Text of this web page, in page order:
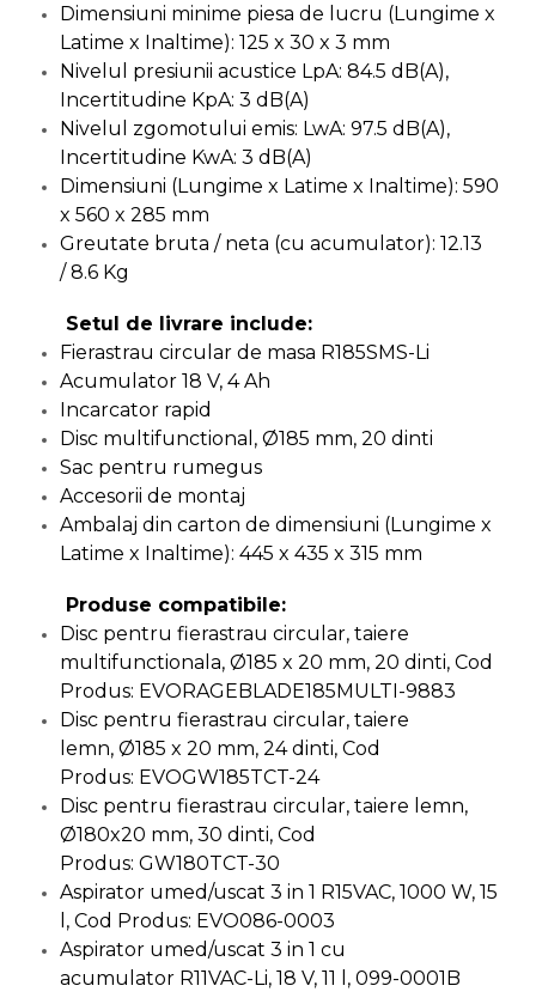
Multidetector
Pistol Spuma Poliuretanica
Silicon)
Termometru Infrarosu
Menghina de banc –
tamplarie si alte domenii
Suruburi si dibluri
Carlige de Ridicare
Manipulat Sticla
Scule Electrice & Unelte
Ciocane Rotopercutoare &
Demolatoare cu SDS-MAX / SDS-
Plus
Suporti & Discuri
Utilaje Spalat Auto
Masini de Frezat Verticale
Caneluri
Masina de tuns oi
profesionala
Pistoale de Vopsit
Letcoane & Consumabile
Pistol de lipit si accesorii
Suflante cu Aer Cald
profesionale
Dimensiuni minime piesa de lucru (Lungime x
Latime x Inaltime): 125 x 30 x 3 mm
Nivelul presiunii acustice LpA: 84.5 dB(A),
Incertitudine KpA: 3 dB(A)
Nivelul zgomotului emis: LwA: 97.5 dB(A),
Incertitudine KwA: 3 dB(A)
Dimensiuni (Lungime x Latime x Inaltime): 590
x 560 x 285 mm
Greutate bruta / neta (cu acumulator): 12.13
/ 8.6 Kg
Setul de livrare include:
Fierastrau circular de masa R185SMS-Li
Acumulator 18 V, 4 Ah
Incarcator rapid
Disc multifunctional, Ø185 mm, 20 dinti
Sac pentru rumegus
Accesorii de montaj
Ambalaj din carton de dimensiuni (Lungime x
Latime x Inaltime): 445 x 435 x 315 mm
Produse compatibile:
Disc pentru fierastrau circular, taiere
multifunctionala, Ø185 x 20 mm, 20 dinti, Cod
Produs: EVORAGEBLADE185MULTI-9883
Disc pentru fierastrau circular, taiere
lemn, Ø185 x 20 mm, 24 dinti, Cod
Produs: EVOGW185TCT-24
Disc pentru fierastrau circular, taiere lemn,
Ø180x20 mm, 30 dinti, Cod
Produs: GW180TCT-30
Aspirator umed/uscat 3 in 1 R15VAC, 1000 W, 15
l, Cod Produs: EVO086-0003
Aspirator umed/uscat 3 in 1 cu
acumulator R11VAC-Li, 18 V, 11 l, 099-0001B